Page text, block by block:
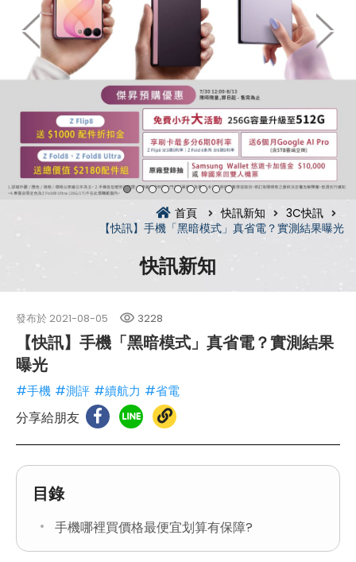
首頁 快訊新知
3C快訊
【快訊】手機「黑暗模式」真省電？實測結果曝光
快訊新知
發布於 2021-08-05 3228
【快訊】手機「黑暗模式」真省電？實測結果
曝光
#手機 #測評 #續航力 #省電
分享給朋友
目錄
手機哪裡買價格最便宜划算有保障?